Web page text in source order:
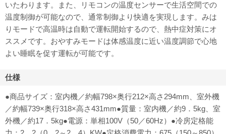
いたわります。また、リモコンの温度センサーで生活空間での
温度制御が可能なので、通常制御より快適を実現します。みは
りモードで高温時は自動で運転開始するので、熱中症対策にオ
ススメです。おやすみモードは体感温度に近い温度調節で心地
よい睡眠を促す運転が可能です。
仕様
●商品サイズ：室内機／約幅798×奥行212×高さ294mm、室外機
／約幅739×奥行318×高さ431mm●質量：室内機／約9．5kg、室
外機／約17．5kg●電源：単相100V（50／60Hz）●冷房定格能